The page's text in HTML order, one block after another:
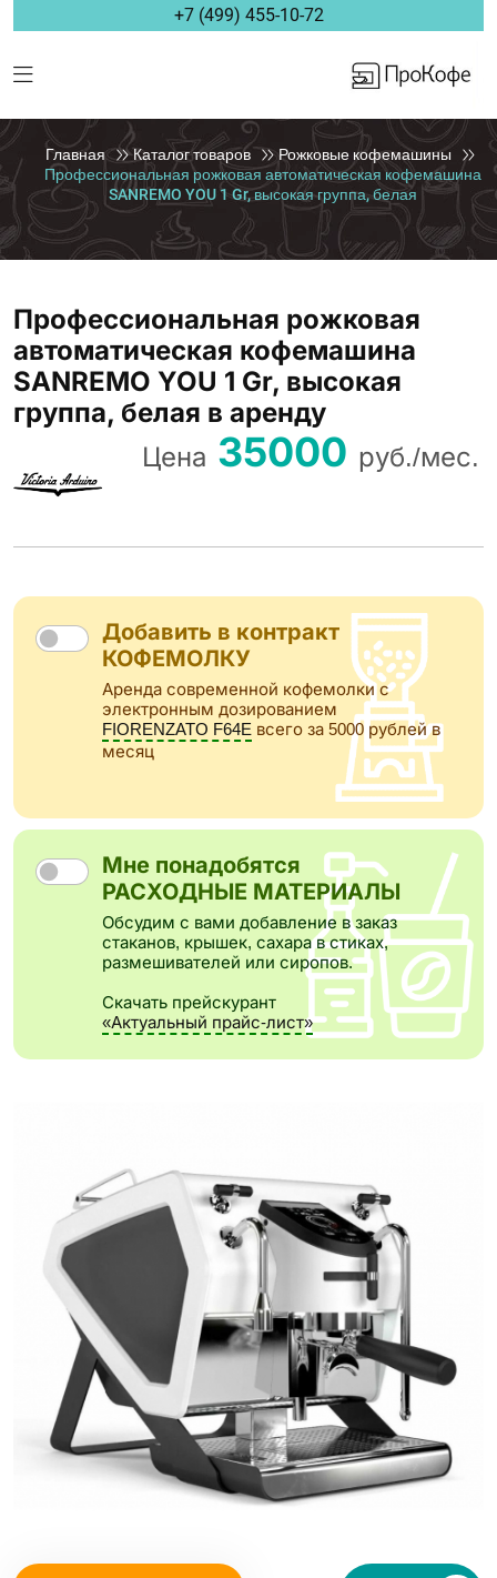
+7 (499) 455-10-72
Главная Каталог товаров
Рожковые кофемашины
Профессиональная рожковая автоматическая кофемашина
SANREMO YOU 1 Gr, высокая группа, белая
Профессиональная рожковая
автоматическая кофемашина
SANREMO YOU 1 Gr, высокая
группа, белая в аренду
Цена 35000 руб./мес.
Добавить в контракт
КОФЕМОЛКУ
Аренда современной кофемолки с
электронным дозированием
FIORENZATO F64E всего за 5000 рублей в
месяц
Мне понадобятся
РАСХОДНЫЕ МАТЕРИАЛЫ
Обсудим с вами добавление в заказ
стаканов, крышек, сахара в стиках,
размешивателей или сиропов.
Скачать прейскурант
«Актуальный прайс-лист»